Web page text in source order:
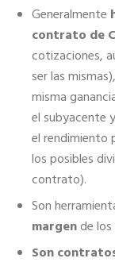
Generalmente
contrato de
cotizaciones,
ser las
misma
el subyacente
el rendimiento
los posibles
contrato).
Son
margende
Son